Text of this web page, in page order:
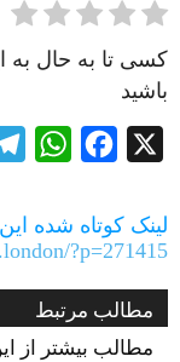
کسی تا به حال به
باشید
X
Facebook
لینک کوتاه شده
?p=271415
مطالب مرتبط
مطالب بیشتر از